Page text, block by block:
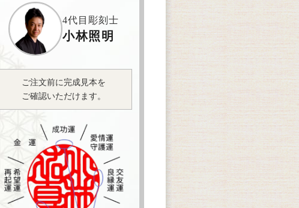
4代目彫刻士
小林照明
ご注文前に完成見本を
ご確認いただけます。